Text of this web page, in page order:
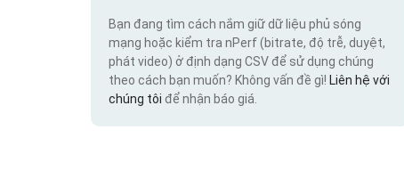
Bạn đang tìm cách nắm giữ dữ liệu phủ sóng
mạng hoặc kiểm tra nPerf (bitrate, độ trễ, duyệt,
phát video) ở định dạng CSV để sử dụng chúng
theo cách bạn muốn? Không vấn đề gì! Liên hệ với
chúng tôi để nhận báo giá.